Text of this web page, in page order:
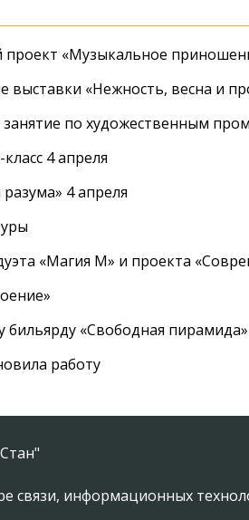
«Музыкальное
выставки «Нежность, весна и
по художественным
4 апреля
4 апреля
«Магия М» и проекта
«Свободная пирамида»
работу
связи, информационных